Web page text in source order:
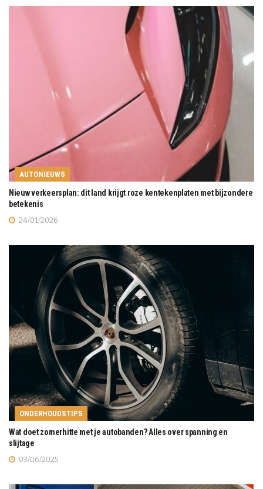
AUTONIEUWS
Nieuw verkeersplan: dit land krijgt roze kentekenplaten met bijzondere
betekenis
24/01/2026
ONDERHOUDSTIPS
Wat doet zomerhitte met je autobanden? Alles over spanning en
slijtage
03/06/2025